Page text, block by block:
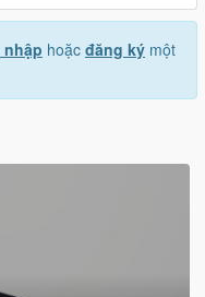
hoặc đăng ký một